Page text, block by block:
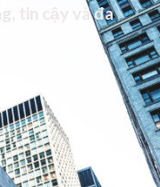
tin cậy và đa